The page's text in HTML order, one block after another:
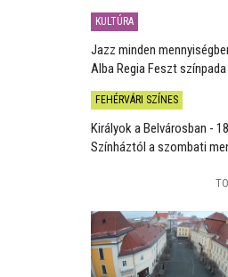
KULTÚRA
Jazz minden
Alba Regia Feszt színpada
FEHÉRVÁRI SZÍNES
Királyok a Belvárosban -
Színháztól a szombati